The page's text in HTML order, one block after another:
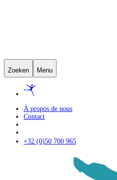
Zoeken Menu
À propos de nous
Contact
+32 (0)50 700 965